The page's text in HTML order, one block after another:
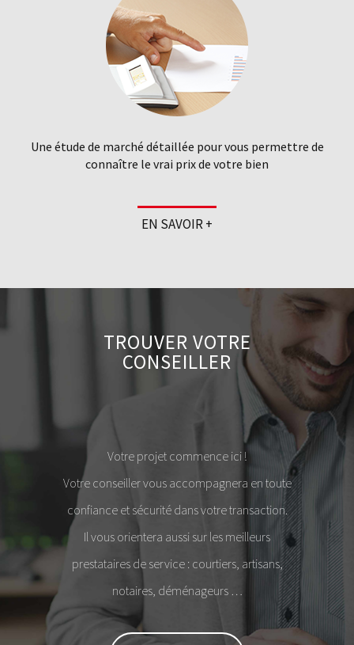
Une étude de marché détaillée pour vous permettre de
connaître le vrai prix de votre bien
EN SAVOIR +
TROUVER VOTRE
CONSEILLER
Votre projet commence ici !
Votre conseiller vous accompagnera en toute
confiance et sécurité dans votre transaction.
Il vous orientera aussi sur les meilleurs
prestataires de service : courtiers, artisans,
notaires, déménageurs …